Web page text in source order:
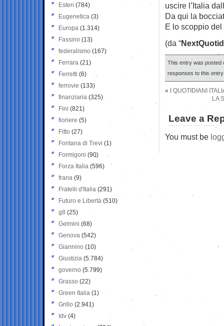
uscire l’Italia
Da qui la
E lo scoppio
(da “
This entry was posted
responses to this
«
I QUOTIDIANI
LA
Leave a
You must be
Esteri (784)
Eugenetica (3)
Europa (1.314)
Fassino (13)
federalismo (167)
Ferrara (21)
Ferretti (6)
ferrovie (133)
finanziaria (325)
Fini (821)
fioriere (5)
Fitto (27)
Fontana di Trevi (1)
Formigoni (90)
Forza Italia (596)
frana (9)
Fratelli d'Italia (291)
Futuro e Libertà (510)
g8 (25)
Gelmini (68)
Genova (542)
Giannino (10)
Giustizia (5.784)
governo (5.799)
Grasso (22)
Green Italia (1)
Grillo (2.941)
Idv (4)